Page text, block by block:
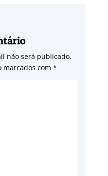
não será publicado.
marcados com *